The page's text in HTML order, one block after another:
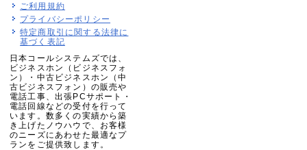
ご利用規約
プライバシーポリシー
特定商取引に関する法律に
基づく表記
日本コールシステムズでは、
ビジネスホン（ビジネスフォ
ン）・中古ビジネスホン（中
古ビジネスフォン）の販売や
電話工事、出張PCサポート・
電話回線などの受付を行って
います。数多くの実績から築
き上げたノウハウで、お客様
のニーズにあわせた最適なプ
ランをご提供致します。